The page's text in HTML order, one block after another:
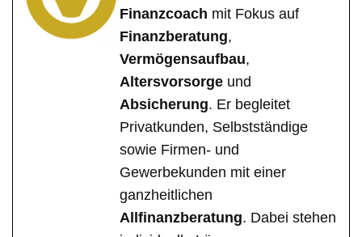
Finanzcoach mit Fokus auf
Finanzberatung,
Vermögensaufbau,
Altersvorsorge und
Absicherung. Er begleitet
Privatkunden, Selbstständige
sowie Firmen- und
Gewerbekunden mit einer
ganzheitlichen
Allfinanzberatung. Dabei stehen